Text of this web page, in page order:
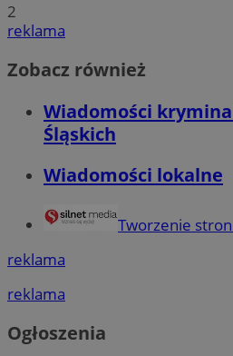
2
reklama
Zobacz również
Wiadomości
Śląskich
Wiadomości lokalne
Tworzenie
reklama
reklama
Ogłoszenia